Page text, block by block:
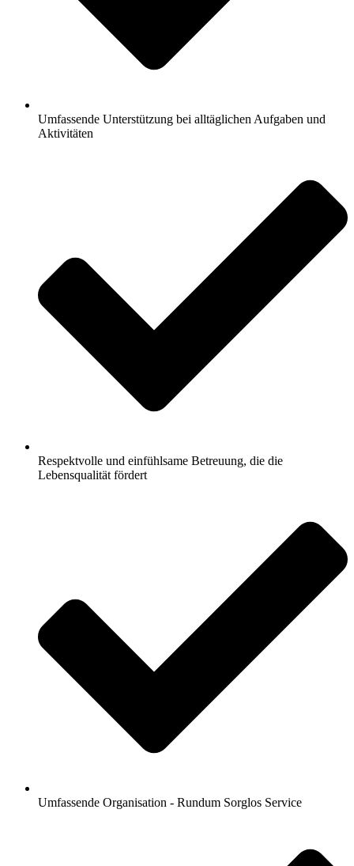
Umfassende Unterstützung bei alltäglichen Aufgaben und
Aktivitäten
Respektvolle und einfühlsame Betreuung, die die
Lebensqualität fördert
Umfassende Organisation - Rundum Sorglos Service